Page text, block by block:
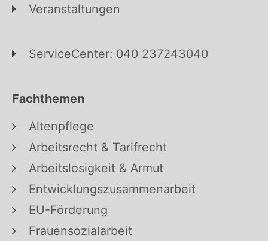
Veranstaltungen
ServiceCenter: 040 237243040
Fachthemen
Altenpflege
Arbeitsrecht & Tarifrecht
Arbeitslosigkeit & Armut
Entwicklungszusammenarbeit
EU-Förderung
Frauensozialarbeit